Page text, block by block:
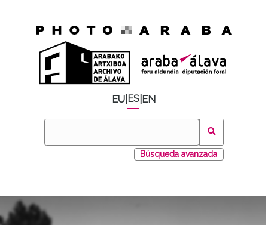
EU ES EN
Búsqueda avanzada